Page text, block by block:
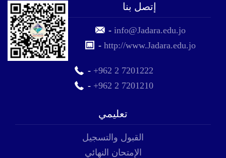
إتصل بنا
-info@Jadara.edu.jo
-http://www.Jadara.edu.jo
- +962 2 7201222
- +962 2 7201210
تعليمي
القبول والتسجيل
الإمتحان النهائي